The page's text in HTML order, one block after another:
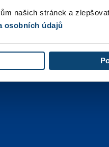
našich stránek a
osobních údajů
s.r.o.
2904/21
info@superfaktura.cz